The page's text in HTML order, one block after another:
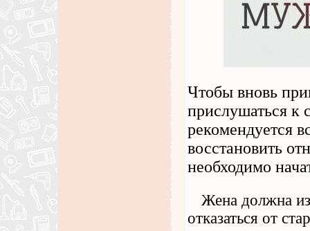
Чтобы вновь
прислушаться к
рекомендуется
восстановить
необходимо
Жена должна
отказаться от